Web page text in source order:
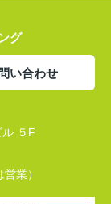
グ
い合わせ
５F
業）